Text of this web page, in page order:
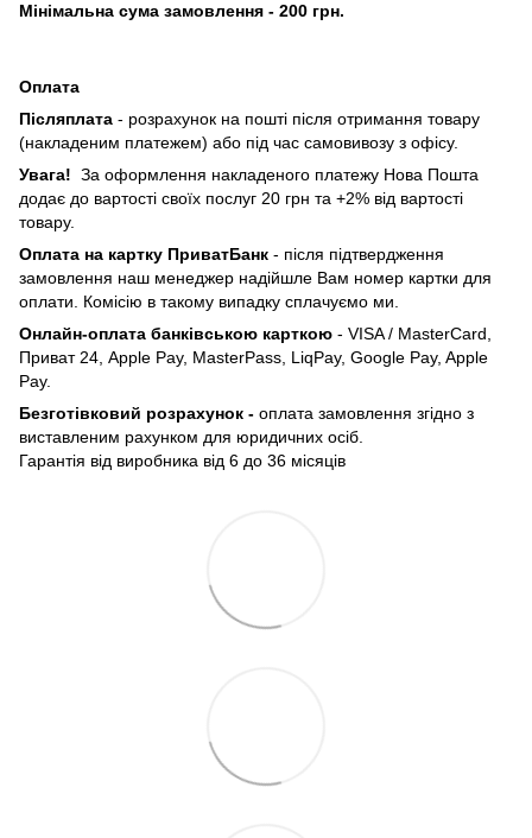
Мінімальна сума замовлення - 200 грн.
Оплата
Післяплата - розрахунок на пошті після отримання товару
(накладеним платежем) або під час самовивозу з офісу.
Увага! За оформлення накладеного платежу Нова Пошта
додає до вартості своїх послуг 20 грн та +2% від вартості
товару.
Оплата на картку ПриватБанк - після підтвердження
замовлення наш менеджер надійшле Вам номер картки для
оплати. Комісію в такому випадку сплачуємо ми.
Онлайн-оплата банківською карткою - VISA / MasterCard,
Приват 24, Apple Pay, MasterPass, LiqPay, Google Pay, Apple
Pay.
Безготівковий розрахунок - оплата замовлення згідно з
виставленим рахунком для юридичних осіб.
Гарантія від виробника від 6 до 36 місяців